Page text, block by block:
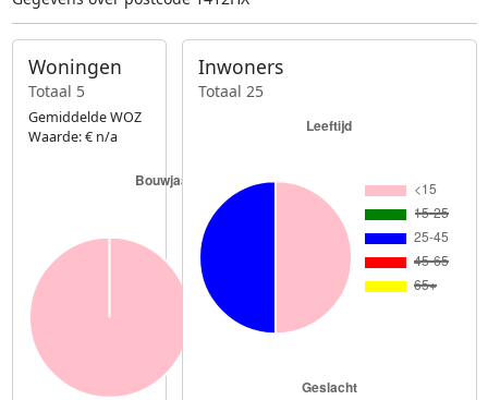
Woningen
Totaal 5
Gemiddelde WOZ
Waarde: € n/a
Inwoners
Totaal 25